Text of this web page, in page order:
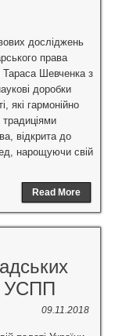
досліджень
права
Тараса Шевченка з
доробки
які гармонійно
відкрита до
нарощуючи свій
Read More
УСПП
09.11.2018